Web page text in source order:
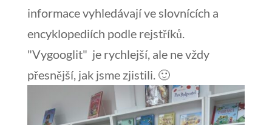
informace vyhledávají ve slovnících a
encyklopediích podle rejstříků.
"Vygooglit" je rychlejší, ale ne vždy
přesnější, jak jsme zjistili. 🙂